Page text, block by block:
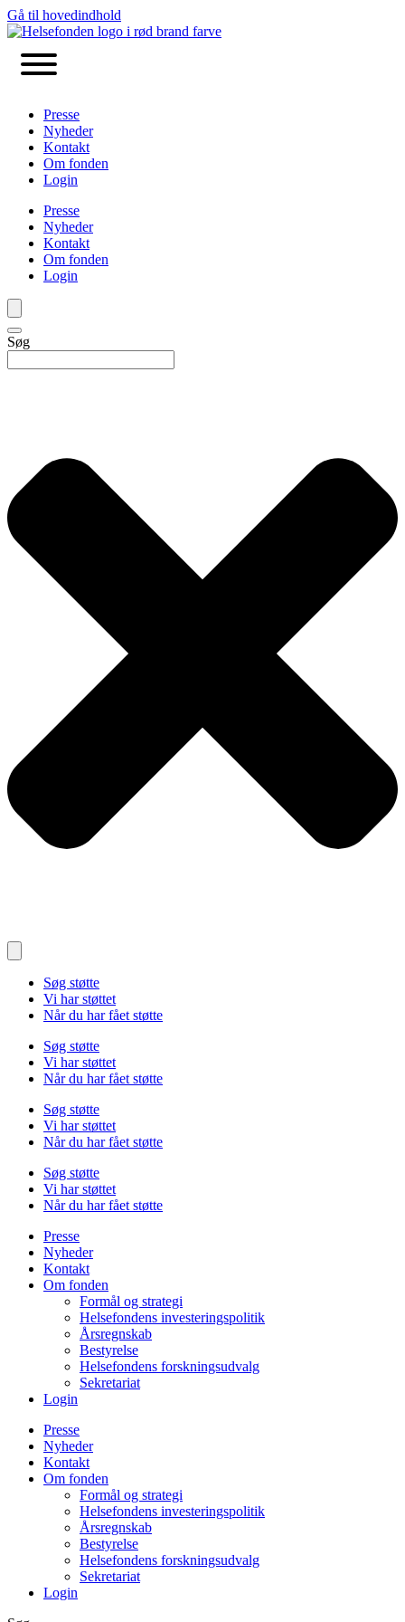
Gå til hovedindhold
Presse
Nyheder
Kontakt
Om fonden
Login
Presse
Nyheder
Kontakt
Om fonden
Login
Søg
Søg støtte
Vi har støttet
Når du har fået støtte
Søg støtte
Vi har støttet
Når du har fået støtte
Søg støtte
Vi har støttet
Når du har fået støtte
Søg støtte
Vi har støttet
Når du har fået støtte
Presse
Nyheder
Kontakt
Om fonden
Formål og strategi
Helsefondens investeringspolitik
Årsregnskab
Bestyrelse
Helsefondens forskningsudvalg
Sekretariat
Login
Presse
Nyheder
Kontakt
Om fonden
Formål og strategi
Helsefondens investeringspolitik
Årsregnskab
Bestyrelse
Helsefondens forskningsudvalg
Sekretariat
Login